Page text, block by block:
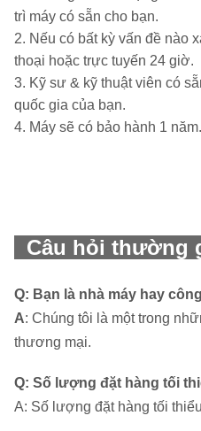
trì máy có sẵn cho bạn.
2. Nếu có bất kỳ vấn đề nào
thoại hoặc trực tuyến 24 giờ.
3. Kỹ sư & kỹ thuật viên có
quốc gia của bạn.
4. Máy sẽ có bảo hành 1 năm.
Câu hỏi thường
Q: Bạn là nhà máy hay
A: Chúng tôi là một trong
thương mại.
Q: Số lượng đặt hàng tối
A: Số lượng đặt hàng tối